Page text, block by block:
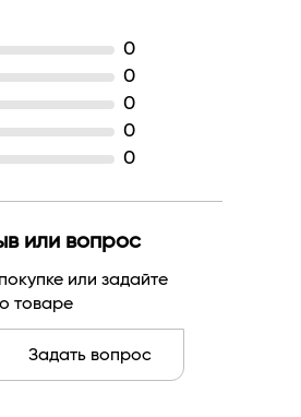
БЕЛАРУСЬ
0
0
0
0
0
или вопрос
или задайте
товаре
Задать вопрос